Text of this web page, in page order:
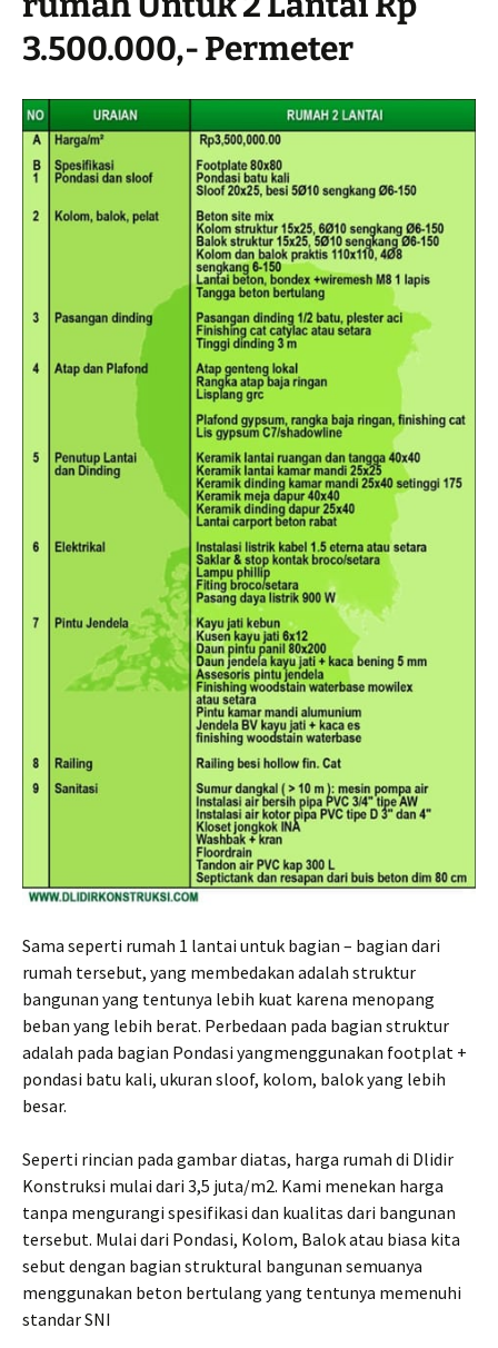
3.500.000,- Permeter
Sama seperti rumah 1 lantai untuk bagian – bagian dari
rumah tersebut, yang membedakan adalah struktur
bangunan yang tentunya lebih kuat karena menopang
beban yang lebih berat. Perbedaan pada bagian struktur
adalah pada bagian Pondasi yangmenggunakan footplat +
pondasi batu kali, ukuran sloof, kolom, balok yang lebih
besar.
Seperti rincian pada gambar diatas, harga rumah di Dlidir
Konstruksi mulai dari 3,5 juta/m2. Kami menekan harga
tanpa mengurangi spesifikasi dan kualitas dari bangunan
tersebut. Mulai dari Pondasi, Kolom, Balok atau biasa kita
sebut dengan bagian struktural bangunan semuanya
menggunakan beton bertulang yang tentunya memenuhi
standar SNI